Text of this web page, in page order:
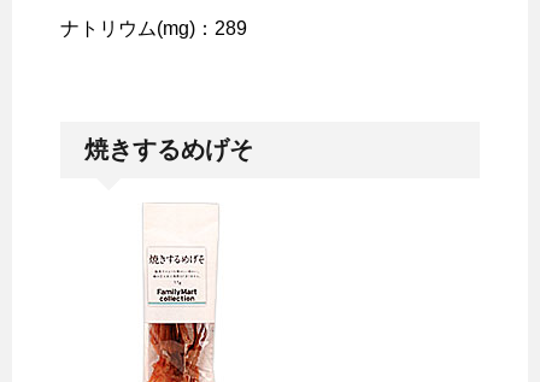
ナトリウム(mg)：289
焼きするめげそ